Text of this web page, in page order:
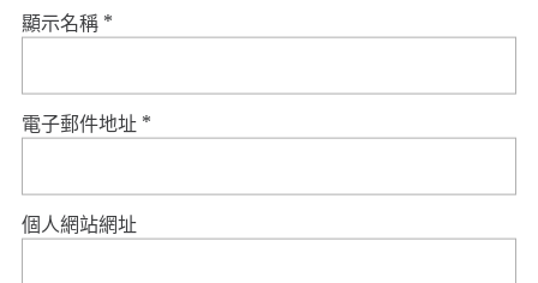
顯示名稱 *
電子郵件地址 *
個人網站網址